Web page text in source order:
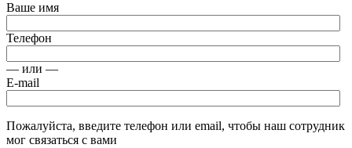
Ваше имя
Телефон
— или —
E-mail
Пожалуйста, введите телефон или email, чтобы наш сотрудник
мог связаться с вами